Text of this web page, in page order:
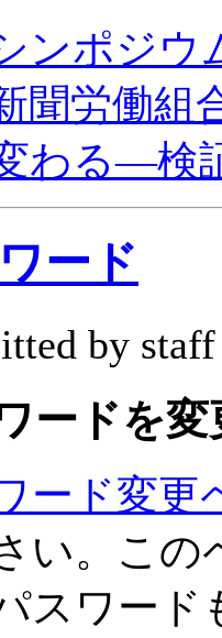
ンポジウ
聞労働組
わる—検
ード
by
ードを
ード変更
い。こ
スワード